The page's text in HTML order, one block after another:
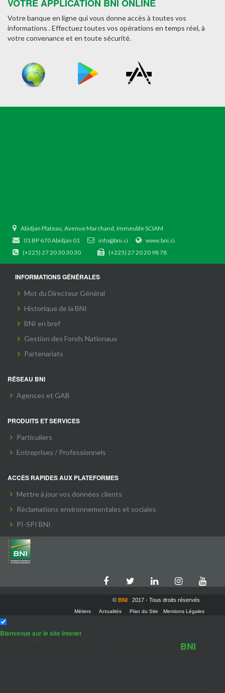
VOTRE APPLICATION BNI ONLINE
Votre banque en ligne qui vous donne accès à toutes vos
informations . Effectuez toutes vos opérations en temps réel, à
votre convenance et en toute sécurité.
Abidjan Plateau, Avenue Marchand, Immeuble SCIAM
01 BP 670 Abidjan 01
info@bni.ci
www.bni.ci
(+225) 27 20 30 30 30
(+225) 27 20 20 98 78
INFORMATIONS GÉNÉRALES
Mot du Directeur Général
Historique de la BNI
BNI en bref
Gestion des Fonds Nationaux
Partenariats
RÉSEAU BNI
Agences et GAB
PRODUITS ET SERVICES
Particuliers
Entreprises / Professionnels
ACCÈS RAPIDES AUX PLATEFORMES
Mettre à jour vos données clients
Réclamations environnementales et sociales
PI-SPI BNI
© BNI 2017 - Tous droits réservés
Métiers Actualités Plan du Site Mentions Légales
Bienvenue sur le site Intenet
BNI